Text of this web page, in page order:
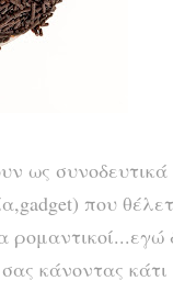
ως συνοδευτικά
που
κάνοντας